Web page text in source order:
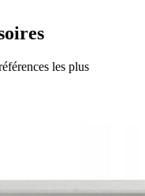
les plus